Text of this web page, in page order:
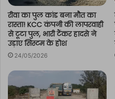
रीवा का पुल कांड बना मौत का
रास्ता! KCC कंपनी की लापरवाही
से टूटा पुल, भारी टैंकर हादसे ने
उड़ाए सिस्टम के होश
24/05/2026